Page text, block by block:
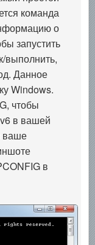
команда
о
запустить
выполнить,
Данное
Windows.
чтобы
в вашей
ваше
в